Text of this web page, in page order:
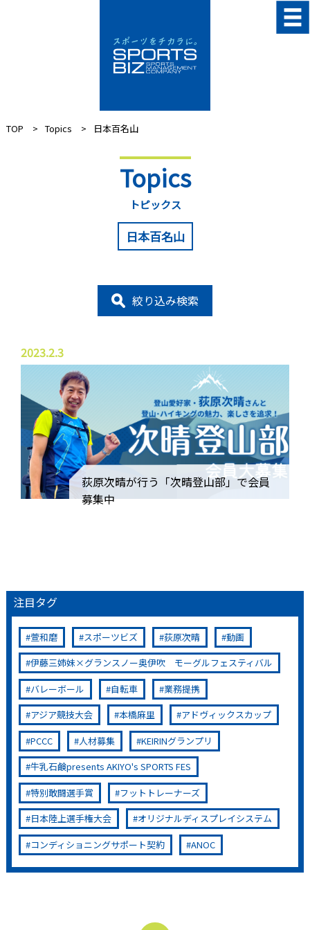
TOP Topics 日本百名山
Topics
トピックス
日本百名山
絞り込み検索
2023.2.3
荻原次晴が行う「次晴登山部」で会員
募集中
注目タグ
萱和磨 スポーツビズ 荻原次晴
動画
伊藤三姉妹×グランスノー奥伊吹 モーグルフェスティバル
バレーボール
自転車
業務提携
アジア競技大会
本橋麻里
アドヴィックスカップ
PCCC
人材募集
KEIRINグランプリ
牛乳石鹸presents AKIYO's SPORTS FES
特別敢闘選手賞
フットトレーナーズ
日本陸上選手権大会
オリジナルディスプレイシステム
コンディショニングサポート契約
ANOC